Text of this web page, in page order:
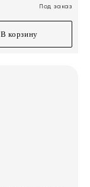
Под заказ
В корзину